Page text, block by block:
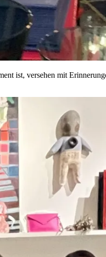
ist, versehen mit